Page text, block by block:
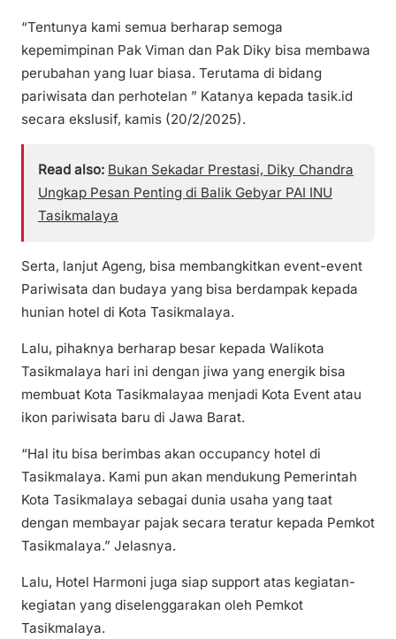
“Tentunya kami semua berharap semoga
kepemimpinan Pak Viman dan Pak Diky bisa membawa
perubahan yang luar biasa. Terutama di bidang
pariwisata dan perhotelan ” Katanya kepada tasik.id
secara ekslusif, kamis (20/2/2025).
Read also: Bukan Sekadar Prestasi, Diky Chandra
Ungkap Pesan Penting di Balik Gebyar PAI INU
Tasikmalaya
Serta, lanjut Ageng, bisa membangkitkan event-event
Pariwisata dan budaya yang bisa berdampak kepada
hunian hotel di Kota Tasikmalaya.
Lalu, pihaknya berharap besar kepada Walikota
Tasikmalaya hari ini dengan jiwa yang energik bisa
membuat Kota Tasikmalayaa menjadi Kota Event atau
ikon pariwisata baru di Jawa Barat.
“Hal itu bisa berimbas akan occupancy hotel di
Tasikmalaya. Kami pun akan mendukung Pemerintah
Kota Tasikmalaya sebagai dunia usaha yang taat
dengan membayar pajak secara teratur kepada Pemkot
Tasikmalaya.” Jelasnya.
Lalu, Hotel Harmoni juga siap support atas kegiatan-
kegiatan yang diselenggarakan oleh Pemkot
Tasikmalaya.